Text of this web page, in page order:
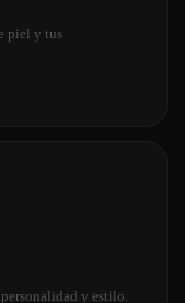
piel y tus
y estilo.